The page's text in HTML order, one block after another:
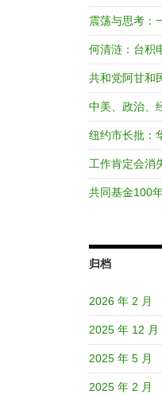
震荡与思考：
何清涟：台积
共和党阿甘和
中美、政治、
纽约市长批：
工作肯定会消
共同基金100
归档
2026 年 2 月
2025 年 12 月
2025 年 5 月
2025 年 2 月